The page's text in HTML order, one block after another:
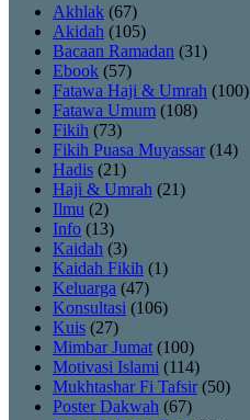
Akhlak (67)
Akidah (105)
Bacaan Ramadan (31)
Ebook (57)
Fatawa Haji & Umrah (100)
Fatawa Umum (108)
Fikih (73)
Fikih Puasa Muyassar (14)
Hadis (21)
Haji & Umrah (21)
Ilmu (2)
Info (13)
Kaidah (3)
Kaidah Fikih (1)
Keluarga (47)
Konsultasi (106)
Kuis (27)
Mimbar Jumat (100)
Motivasi Islami (114)
Mukhtashar Fi Tafsir (50)
Poster Dakwah (67)